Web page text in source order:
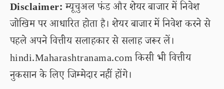
Disclaimer:म्यूचुअल फंड और शेयर बाजार में निवेश
जोखिम पर आधारित होता है। शेयर बाजार में निवेश करने से
पहले अपने वित्तीय सलाहकार से सलाह जरूर लें।
hindi.Maharashtranama.com किसी भी वित्तीय
नुकसान के लिए जिम्मेदार नहीं होंगे।